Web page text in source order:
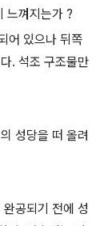
느껴지는가 ?
어 있으나 뒤쪽
. 석조 구조물만
성당을 떠 올려
공되기 전에 성